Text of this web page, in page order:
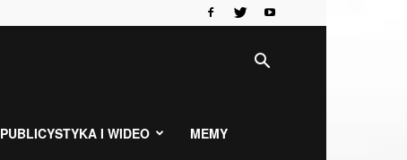
PUBLICYSTYKA I WIDEO MEMY